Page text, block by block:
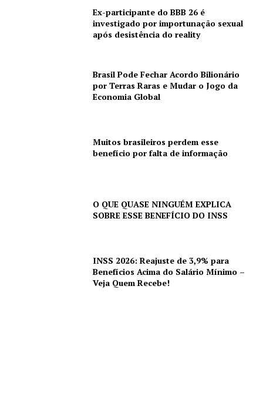
Ex-participante do BBB 26 é
investigado por importunação sexual
após desistência do reality
Brasil Pode Fechar Acordo Bilionário
por Terras Raras e Mudar o Jogo da
Economia Global
Muitos brasileiros perdem esse
benefício por falta de informação
O QUE QUASE NINGUÉM EXPLICA
SOBRE ESSE BENEFÍCIO DO INSS
INSS 2026: Reajuste de 3,9% para
Benefícios Acima do Salário Mínimo –
Veja Quem Recebe!